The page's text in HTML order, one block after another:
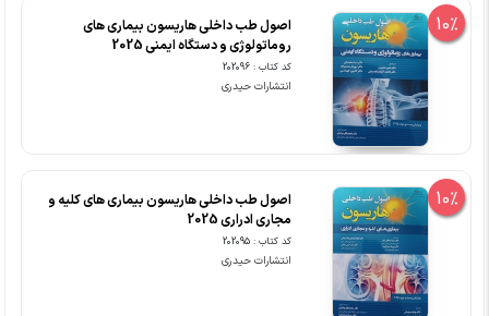
10%
اصول طب داخلی هاریسون بیماری های
روماتولوژی و دستگاه ایمنی 2025
کد کتاب : 202096
انتشارات حیدری
10%
اصول طب داخلی هاریسون بیماری های کلیه و
مجاری ادراری 2025
کد کتاب : 202095
انتشارات حیدری